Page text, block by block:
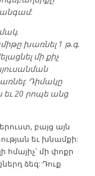
խառնել 1 թ.գ.
մի քիչ
Դիմակը
եւ 20 րոպե անց
բայց այն
եւ խնամքի:
հմայիչ՝ մի փոքր
ձեզ: Դուք